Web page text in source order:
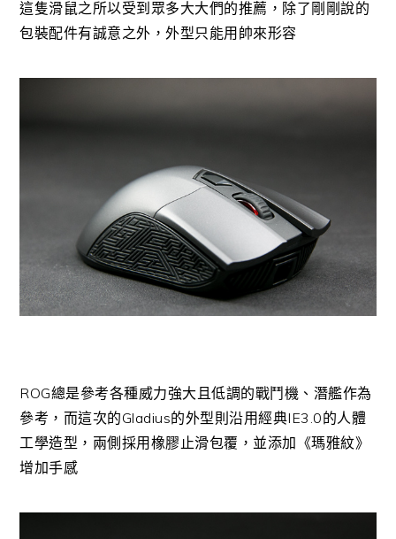
這隻滑鼠之所以受到眾多大大們的推薦，除了剛剛說的
包裝配件有誠意之外，外型只能用帥來形容
ROG總是參考各種威力強大且低調的戰鬥機、潛艦作為
參考，而這次的Gladius的外型則沿用經典IE3.0的人體
工學造型，兩側採用橡膠止滑包覆，並添加《瑪雅紋》
增加手感